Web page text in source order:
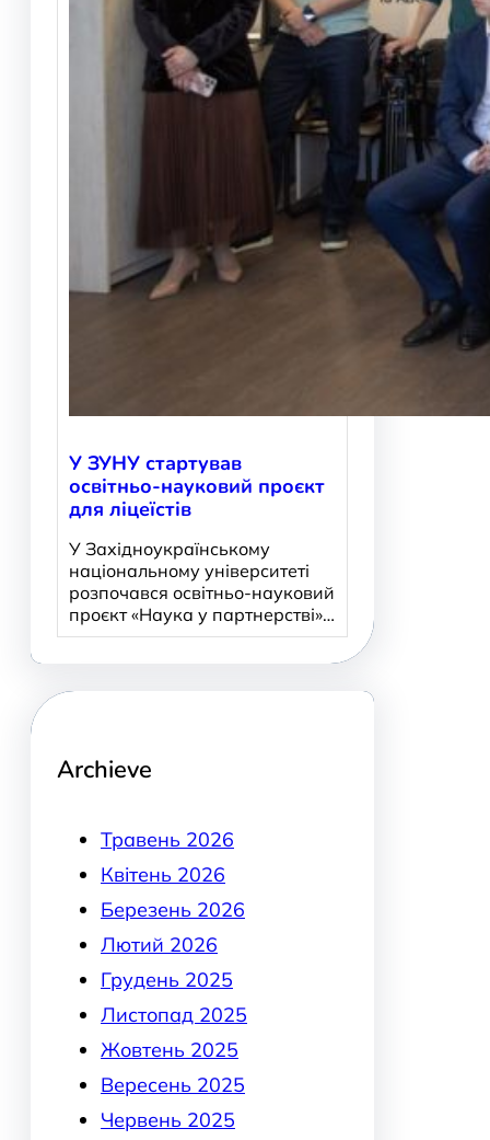
У ЗУНУ стартував
освітньо-науковий проєкт
для ліцеїстів
У Західноукраїнському
національному університеті
розпочався освітньо-науковий
проєкт «Наука у партнерстві»…
Archieve
Травень 2026
Квітень 2026
Березень 2026
Лютий 2026
Грудень 2025
Листопад 2025
Жовтень 2025
Вересень 2025
Червень 2025